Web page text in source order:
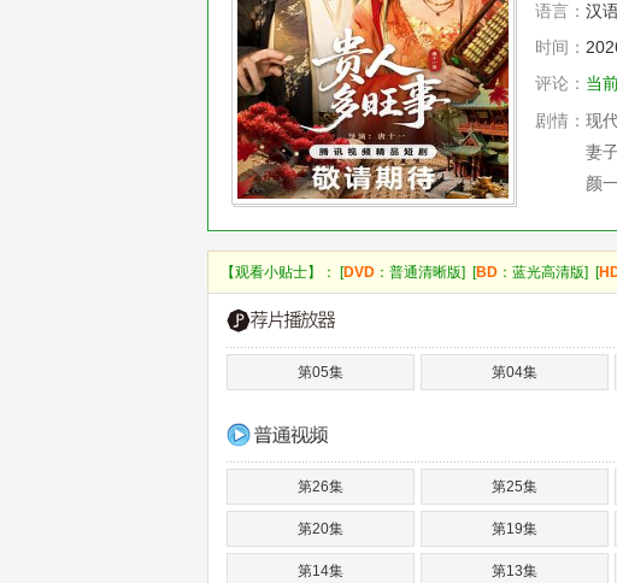
语言： 汉
时间：
评论： 当
剧情： 现
妻
颜
【观看小贴士】： [DVD ：普通清晰版] [BD ：蓝光高清版] [
第05集 第04集
第26集 第25集
第20集 第19集
第14集 第13集